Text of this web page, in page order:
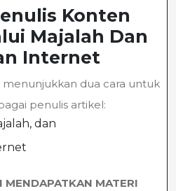
Konten
Majalah Dan
Internet
menunjukkan dua cara untuk
penulis artikel:
dan
MATERI